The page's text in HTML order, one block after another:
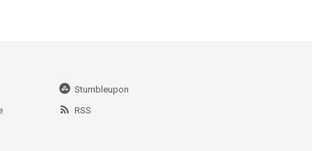
Stumbleupon
RSS